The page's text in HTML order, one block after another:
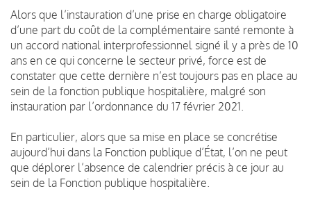
Alors que l’instauration d’une prise en charge obligatoire
d’une part du coût de la complémentaire santé remonte à
un accord national interprofessionnel signé il y a près de 10
ans en ce qui concerne le secteur privé, force est de
constater que cette dernière n’est toujours pas en place au
sein de la fonction publique hospitalière, malgré son
instauration par l’ordonnance du 17 février 2021.
En particulier, alors que sa mise en place se concrétise
aujourd’hui dans la Fonction publique d’État, l’on ne peut
que déplorer l’absence de calendrier précis à ce jour au
sein de la Fonction publique hospitalière.